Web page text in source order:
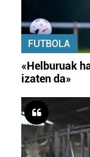
FUTBOLA
«Helburuak
izaten da»